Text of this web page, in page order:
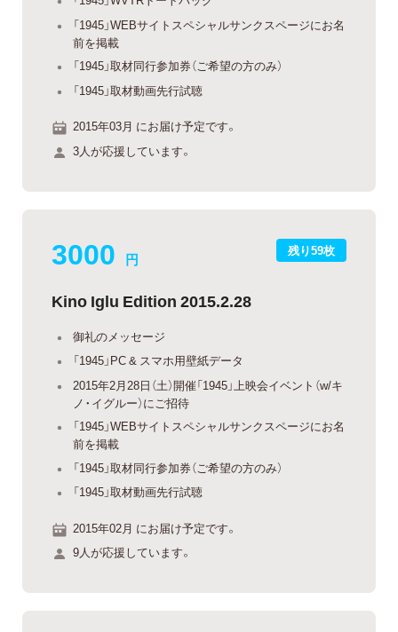
「1945」WEBサイトスペシャルサンクスページにお名
前を掲載
「1945」取材同行参加券（ご希望の方のみ）
「1945」取材動画先行試聴
2015年03月 にお届け予定です。
3人が応援しています。
残り59枚
3000 円
Kino Iglu Edition 2015.2.28
御礼のメッセージ
「1945」PC & スマホ用壁紙データ
2015年2月28日（土）開催「1945」上映会イベント（w/キ
ノ・イグルー）にご招待
「1945」WEBサイトスペシャルサンクスページにお名
前を掲載
「1945」取材同行参加券（ご希望の方のみ）
「1945」取材動画先行試聴
2015年02月 にお届け予定です。
9人が応援しています。